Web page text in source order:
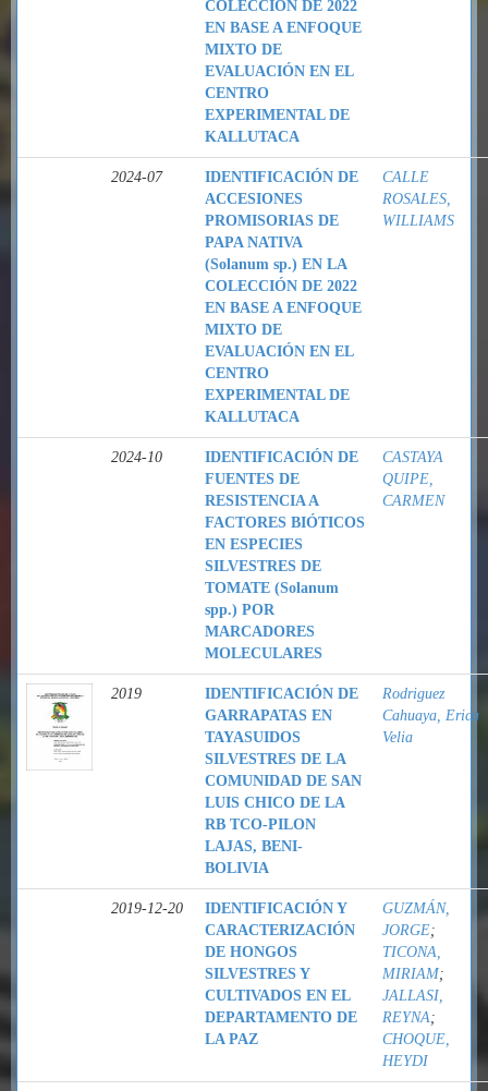
COLECCIÓN DE 2022
EN BASE A ENFOQUE
MIXTO DE
EVALUACIÓN EN EL
CENTRO
EXPERIMENTAL DE
KALLUTACA
2024-07
IDENTIFICACIÓN DE
ACCESIONES
PROMISORIAS DE
PAPA NATIVA
(Solanum sp.) EN LA
COLECCIÓN DE 2022
EN BASE A ENFOQUE
MIXTO DE
EVALUACIÓN EN EL
CENTRO
EXPERIMENTAL DE
KALLUTACA
CALLE
ROSALES,
WILLIAMS
2024-10
IDENTIFICACIÓN DE
FUENTES DE
RESISTENCIA A
FACTORES BIÓTICOS
EN ESPECIES
SILVESTRES DE
TOMATE (Solanum
spp.) POR
MARCADORES
MOLECULARES
CASTAYA
QUIPE,
CARMEN
2019
IDENTIFICACIÓN DE
GARRAPATAS EN
TAYASUIDOS
SILVESTRES DE LA
COMUNIDAD DE SAN
LUIS CHICO DE LA
RB TCO-PILON
LAJAS, BENI-
BOLIVIA
Rodriguez
Cahuaya, Erica
Velia
2019-12-20
IDENTIFICACIÓN Y
CARACTERIZACIÓN
DE HONGOS
SILVESTRES Y
CULTIVADOS EN EL
DEPARTAMENTO DE
LA PAZ
GUZMÁN,
JORGE;
TICONA,
MIRIAM;
JALLASI,
REYNA;
CHOQUE,
HEYDI